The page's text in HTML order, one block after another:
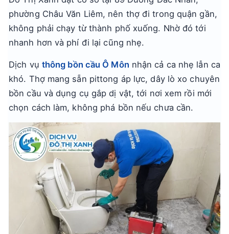
phường Châu Văn Liêm, nên thợ đi trong quận gần,
không phải chạy từ thành phố xuống. Nhờ đó tới
nhanh hơn và phí đi lại cũng nhẹ.
Dịch vụ thông bồn cầu Ô Môn nhận cả ca nhẹ lẫn ca
khó. Thợ mang sẵn pittong áp lực, dây lò xo chuyên
bồn cầu và dụng cụ gắp dị vật, tới nơi xem rồi mới
chọn cách làm, không phá bồn nếu chưa cần.